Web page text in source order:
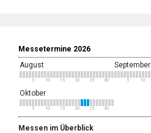
Messetermine 2026
August
5 10 15 20 25 30
September
5 10
Oktober
5 10 15 20 25 30
Messen im Überblick